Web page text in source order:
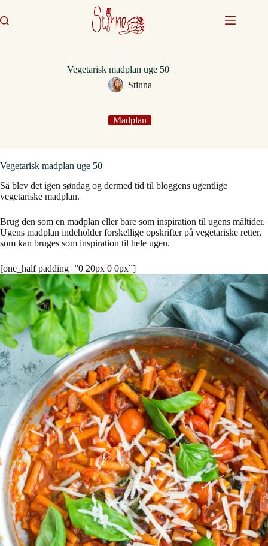
til
indhold
Vegetarisk madplan uge 50
Stinna
Madplan
Vegetarisk madplan uge 50
Så blev det igen søndag og dermed tid til bloggens ugentlige
vegetariske madplan.
Brug den som en madplan eller bare som inspiration til ugens måltider.
Ugens madplan indeholder forskellige opskrifter på vegetariske retter,
som kan bruges som inspiration til hele ugen.
[one_half padding=”0 20px 0 0px”]